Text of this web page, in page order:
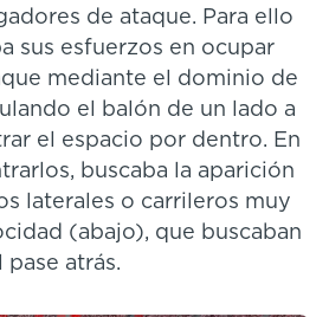
de ataque. Para ello
sus esfuerzos en ocupar
mediante el dominio de
el balón de un lado a
el espacio por dentro. En
buscaba la aparición
laterales o carrileros muy
(abajo), que buscaban
pase atrás.